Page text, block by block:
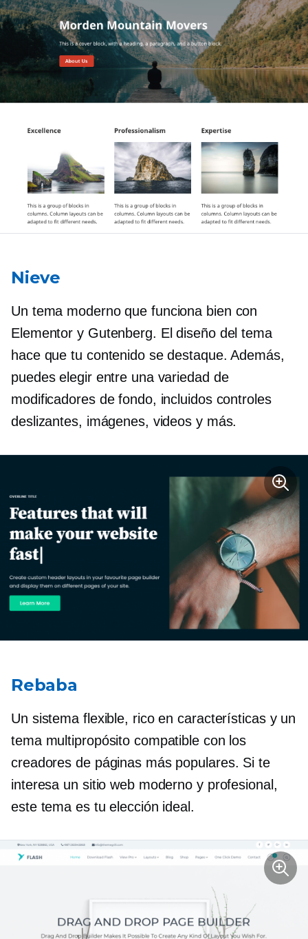
Nieve
Un tema moderno que funciona bien con
Elementor y Gutenberg. El diseño del tema
hace que tu contenido se destaque. Además,
puedes elegir entre una variedad de
modificadores de fondo, incluidos controles
deslizantes, imágenes, videos y más.
Rebaba
Un sistema flexible, rico en característicasy un
tema multipropósito compatible con los
creadores de páginas más populares. Si te
interesa un sitio web moderno y profesional,
este tema es tu elección ideal.